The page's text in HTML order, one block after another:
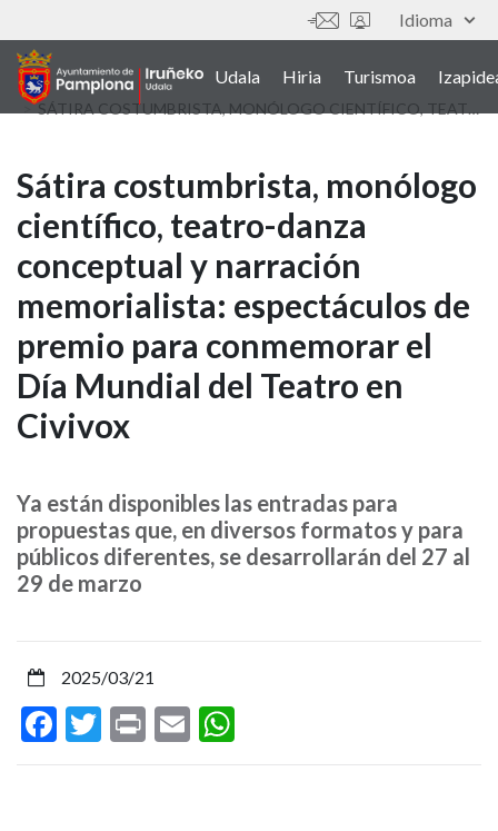
to
main
content
Idioma
Tresnak
Main
navigation
Udala Hiria Turismoa
Sátira
costumbrista,
monólogo
científico,
teatro-
danza
y
narración
espectáculos
de
Sátira costumbrista, monólogo
científico, teatro-danza
conceptual y narración
memorialista: espectáculos de
premio para conmemorar el
Día Mundial del Teatro en
Civivox
Ya están disponibles las entradas para
propuestas que, en diversos formatos y para
públicos diferentes, se desarrollarán del 27 al
29 de marzo
2025/03/21
Facebook
Twitter
PrintEmail